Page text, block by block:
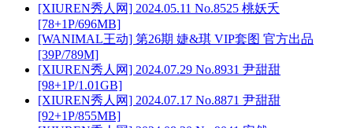
[XIUREN秀人网] 2024.05.11 No.8525 桃妖夭
[78+1P/696MB]
[WANIMAL王动] 第26期 婕&琪 VIP套图 官方出品
[39P/789M]
[XIUREN秀人网] 2024.07.29 No.8931 尹甜甜
[98+1P/1.01GB]
[XIUREN秀人网] 2024.07.17 No.8871 尹甜甜
[92+1P/855MB]